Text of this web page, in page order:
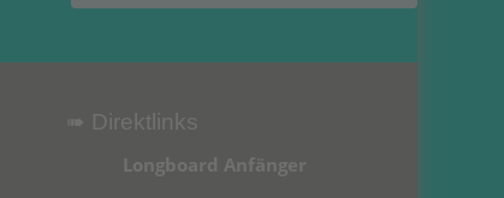
➠ Direktlinks
Longboard Anfänger